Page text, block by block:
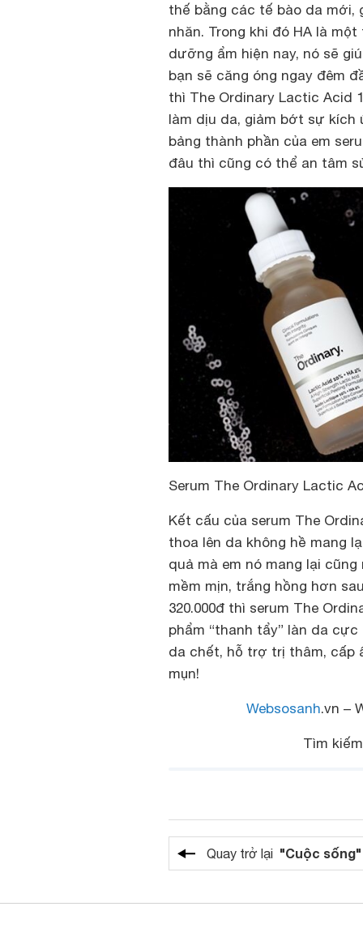
thế bằng các tế bào da mới,
nhăn. Trong khi đó HA là
dưỡng ẩm hiện nay, nó sẽ
bạn sẽ căng óng ngay đêm
thì The Ordinary Lactic Acid
làm dịu da, giảm bớt sự kích
bảng thành phần của em
đâu thì cũng có thể an tâm
Serum The Ordinary Lactic
Kết cấu của serum The
thoa lên da không hề mang
quả mà em nó mang lại
mềm mịn, trắng hồng hơn
320.000đ thì serum The
phẩm “thanh tẩy” làn da
da chết, hỗ trợ trị thâm, cấp
mụn!
Websosanh.vn –
Tìm
Quay trở lại "Cuộc sống"